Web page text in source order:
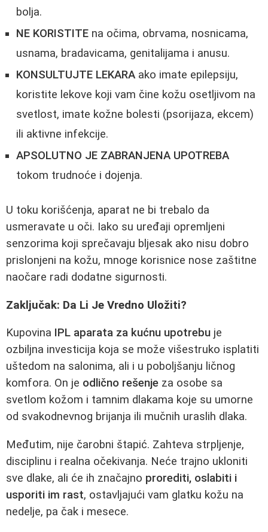
bolja.
NE KORISTITE na očima, obrvama, nosnicama,
usnama, bradavicama, genitalijama i anusu.
KONSULTUJTE LEKARA ako imate epilepsiju,
koristite lekove koji vam čine kožu osetljivom na
svetlost, imate kožne bolesti (psorijaza, ekcem)
ili aktivne infekcije.
APSOLUTNO JE ZABRANJENA UPOTREBA
tokom trudnoće i dojenja.
U toku korišćenja, aparat ne bi trebalo da
usmeravate u oči. Iako su uređaji opremljeni
senzorima koji sprečavaju bljesak ako nisu dobro
prislonjeni na kožu, mnoge korisnice nose zaštitne
naočare radi dodatne sigurnosti.
Zaključak: Da Li Je Vredno Uložiti?
Kupovina IPL aparata za kućnu upotrebu je
ozbiljna investicija koja se može višestruko isplatiti
uštedom na salonima, ali i u poboljšanju ličnog
komfora. On je odlično rešenje za osobe sa
svetlom kožom i tamnim dlakama koje su umorne
od svakodnevnog brijanja ili mučnih uraslih dlaka.
Međutim, nije čarobni štapić. Zahteva strpljenje,
disciplinu i realna očekivanja. Neće trajno ukloniti
sve dlake, ali će ih značajno prorediti, oslabiti i
usporiti im rast, ostavljajući vam glatku kožu na
nedelje, pa čak i mesece.